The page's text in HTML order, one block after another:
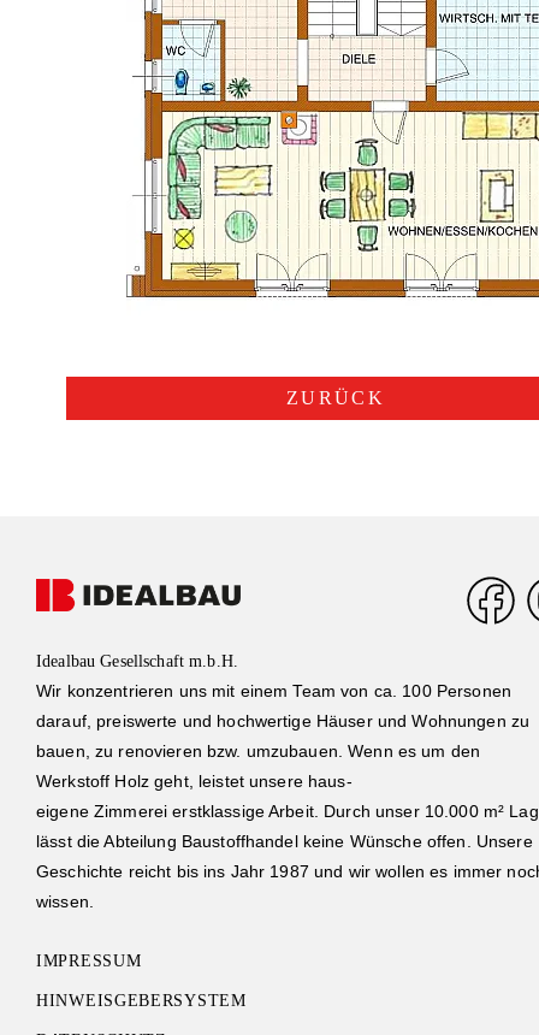
ZURÜCK
Idealbau Gesellschaft m.b.H.
Wir konzentrieren uns mit einem Team von ca. 100 Personen
darauf, preiswerte und hochwertige Häuser und Wohnungen zu
bauen, zu renovieren bzw. umzubauen. Wenn es um den
Werkstoff Holz geht, leistet unsere haus-
eigene Zimmerei erstklassige Arbeit. Durch unser 10.000 m²
lässt die Abteilung Baustoffhandel keine Wünsche offen. Unsere
Geschichte reicht bis ins Jahr 1987 und wir wollen es immer
wissen.
IMPRESSUM
HINWEISGEBERSYSTEM